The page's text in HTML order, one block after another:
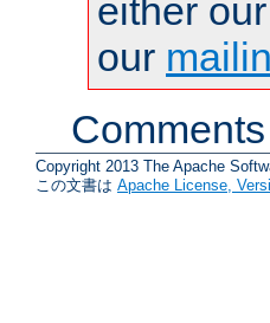
either
our
Copyright 2013 The Apache
この文書は Apache License,